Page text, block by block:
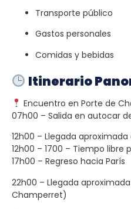
Transporte público
Gastos personales
Comidas y bebidas
Itinerario
Encuentro en Porte de
07h00 – Salida en autocar
12h00 – Llegada
12h00 – 1700 – Tiempo
17h00 – Regreso hacia París
22h00 – Llegada
Champerret)